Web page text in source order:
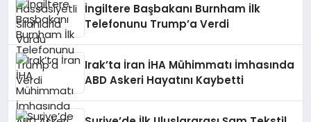
İngiltere Başbakanı Burnham İlk
Telefonunu Trump’a Verdi
Irak’ta İran İHA Mühimmatı İmhasında
ABD Askeri Hayatını Kaybetti